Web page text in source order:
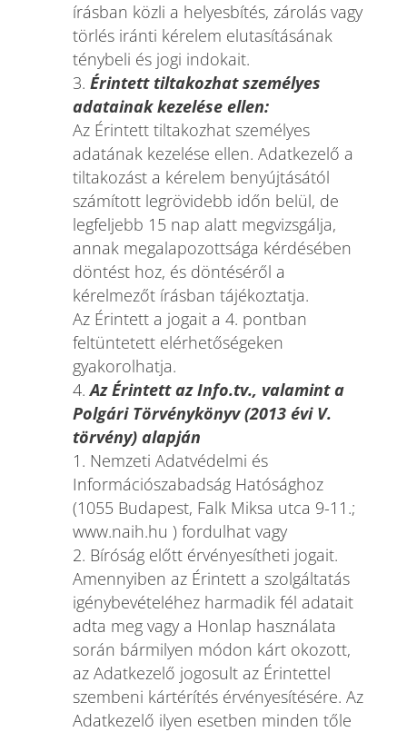
írásban közli a helyesbítés, zárolás vagy
törlés iránti kérelem elutasításának
ténybeli és jogi indokait.
Érintett tiltakozhat személyes
adatainak kezelése ellen:
Az Érintett tiltakozhat személyes
adatának kezelése ellen. Adatkezelő a
tiltakozást a kérelem benyújtásától
számított legrövidebb időn belül, de
legfeljebb 15 nap alatt megvizsgálja,
annak megalapozottsága kérdésében
döntést hoz, és döntéséről a
kérelmezőt írásban tájékoztatja.
Az Érintett a jogait a 4. pontban
feltüntetett elérhetőségeken
gyakorolhatja.
Az Érintett az Info.tv., valamint a
Polgári Törvénykönyv (2013 évi V.
törvény) alapján
1. Nemzeti Adatvédelmi és
Információszabadság Hatósághoz
(1055 Budapest, Falk Miksa utca 9-11.;
www.naih.hu ) fordulhat vagy
2. Bíróság előtt érvényesítheti jogait.
Amennyiben az Érintett a szolgáltatás
igénybevételéhez harmadik fél adatait
adta meg vagy a Honlap használata
során bármilyen módon kárt okozott,
az Adatkezelő jogosult az Érintettel
szembeni kártérítés érvényesítésére. Az
Adatkezelő ilyen esetben minden tőle